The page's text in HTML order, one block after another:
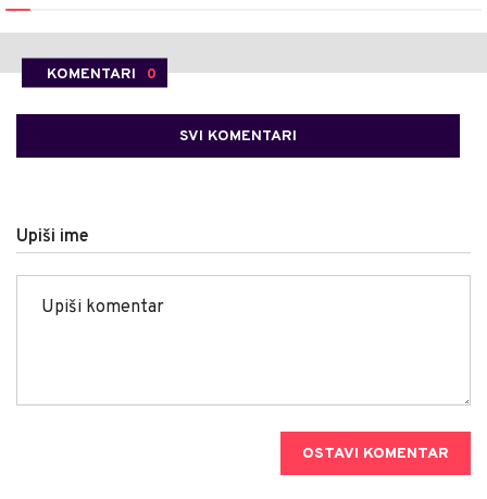
KOMENTARI 0
SVI KOMENTARI
Upiši ime
OSTAVI KOMENTAR